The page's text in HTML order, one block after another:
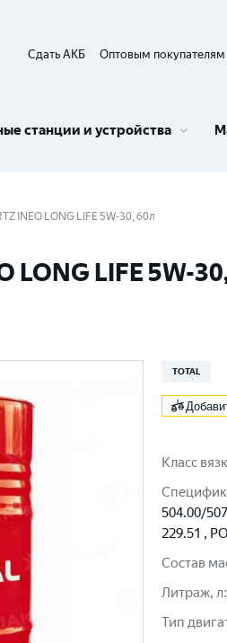
Сдать АКБ Оптовым покупателям
станции и устройства
INEO LONG LIFE 5W-30, 60л
LIFE 5W-
TOTAL
Класс
504.00/
229.51 ,
Состав
Литраж, л:
Тип